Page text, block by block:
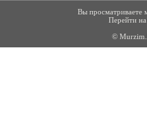
Вы просматриваете
Перейти на
©